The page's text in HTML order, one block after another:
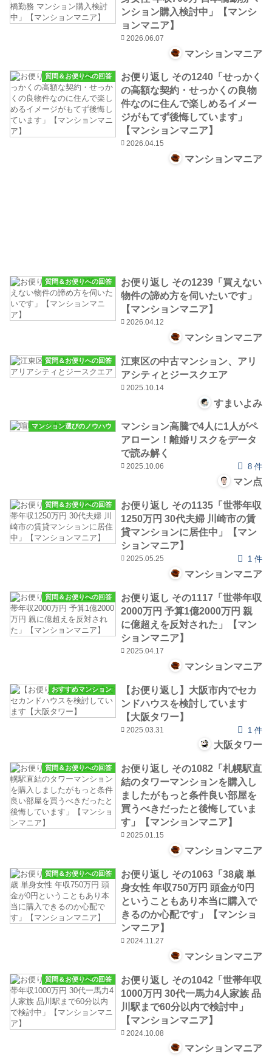
ンション購入検討中」【マンシ
ョンマニア】
2026.06.07
マンションマニア
質問＆お便りへの回答
お便り返し その1240「せっかく
の高額な契約・せっかくの良物
件なのに住んで楽しめるイメー
ジがもてず後悔しています」
【マンションマニア】
2026.04.15
マンションマニア
質問＆お便りへの回答
お便り返し その1239「買えない
物件の諦め方を伺いたいです」
【マンションマニア】
2026.04.12
マンションマニア
質問＆お便りへの回答
江東区の中古マンション、アリ
アシティとジースクエア
2025.10.14
すまいよみ
マンション選びのノウハウ
マンション高騰で4人に1人がペ
アローン！離婚リスクをデータ
で読み解く
2025.10.06 8 件
マン点
質問＆お便りへの回答
お便り返し その1135「世帯年収
1250万円 30代夫婦 川崎市の賃
貸マンションに居住中」【マン
ションマニア】
2025.05.25 1 件
マンションマニア
質問＆お便りへの回答
お便り返し その1117「世帯年収
2000万円 予算1億2000万円 親
に億超えを反対された」【マン
ションマニア】
2025.04.17
マンションマニア
おすすめマンション
【お便り返し】大阪市内でセカ
ンドハウスを検討しています
【大阪タワー】
2025.03.31 1 件
大阪タワー
質問＆お便りへの回答
お便り返し その1082「札幌駅直
結のタワーマンションを購入し
ましたがもっと条件良い部屋を
買うべきだったと後悔していま
す」【マンションマニア】
2025.01.15
マンションマニア
質問＆お便りへの回答
お便り返し その1063「38歳 単
身女性 年収750万円 頭金が0円
ということもあり本当に購入で
きるのか心配です」【マンショ
ンマニア】
2024.11.27
マンションマニア
質問＆お便りへの回答
お便り返し その1042「世帯年収
1000万円 30代一馬力4人家族 品
川駅まで60分以内で検討中」
【マンションマニア】
2024.10.08
マンションマニア